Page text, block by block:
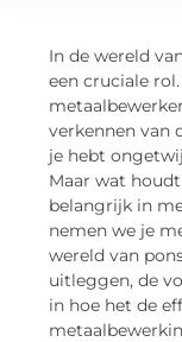
In de wereld
een cruciale
verkennen van
je hebt
Maar wat
belangrijk in
nemen we je
wereld van
uitleggen, de
in hoe het de